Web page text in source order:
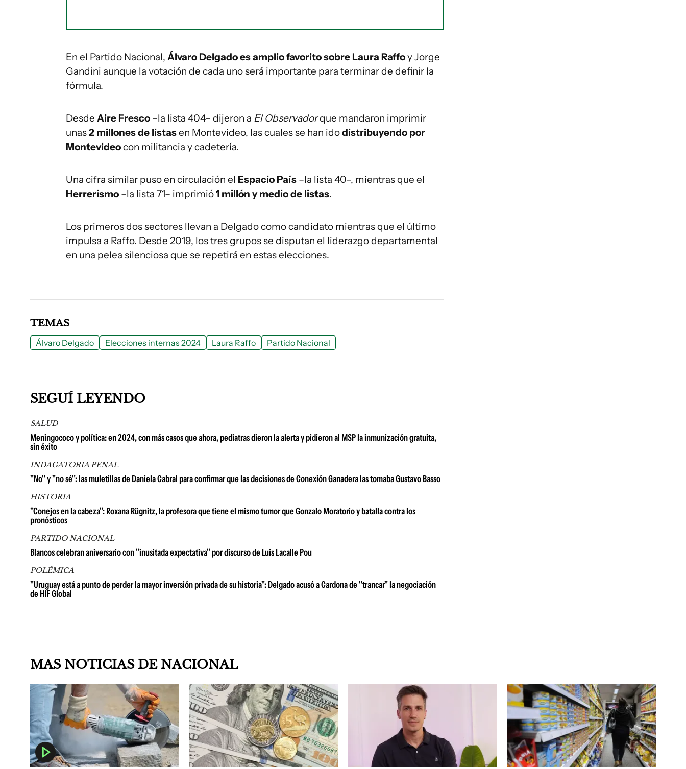
En el Partido Nacional, Álvaro Delgado es amplio favorito sobre Laura Raffoy Jorge
Gandini aunque la votación de cada uno será importante para terminar de definir la
fórmula.
Desde Aire Fresco –la lista 404– dijeron a El Observadorque mandaron imprimir
unas2 millones de listasen Montevideo, las cuales se han idodistribuyendo por
Montevideocon militancia y cadetería.
Una cifra similar puso en circulación el Espacio País –la lista 40–, mientras que el
Herrerismo –la lista 71– imprimió1 millón y medio de listas.
Los primeros dos sectores llevan a Delgado como candidato mientras que el último
impulsa a Raffo. Desde 2019, los tres grupos se disputan el liderazgo departamental
en una pelea silenciosa que se repetirá en estas elecciones.
TEMAS
Álvaro Delgado Elecciones internas 2024 Laura Raffo Partido Nacional
SEGUÍ LEYENDO
SALUD
Meningococo y política: en 2024, con más casos que ahora, pediatras dieron la alerta y pidieron al MSP la inmunización gratuita,
sin éxito
INDAGATORIA PENAL
"No" y "no sé": las muletillas de Daniela Cabral para confirmar que las decisiones de Conexión Ganadera las tomaba Gustavo Basso
HISTORIA
"Conejos en la cabeza": Roxana Rügnitz, la profesora que tiene el mismo tumor que Gonzalo Moratorio y batalla contra los
pronósticos
PARTIDO NACIONAL
Blancos celebran aniversario con "inusitada expectativa" por discurso de Luis Lacalle Pou
POLÉMICA
"Uruguay está a punto de perder la mayor inversión privada de su historia": Delgado acusó a Cardona de "trancar" la negociación
de HIF Global
MAS NOTICIAS DE NACIONAL